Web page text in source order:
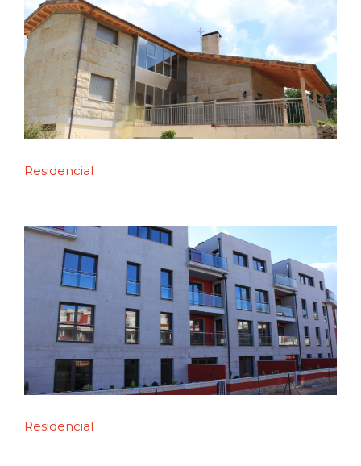
Residencial
Residencial